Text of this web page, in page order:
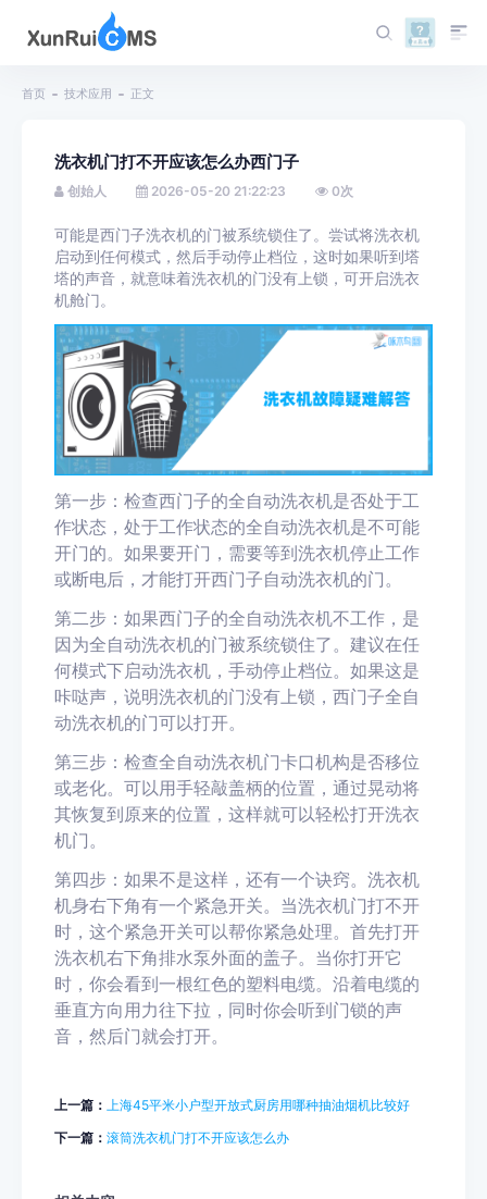
首页 技术应用 正文
洗衣机门打不开应该怎么办西门子
创始人 2026-05-20 21:22:23 0次
可能是西门子洗衣机的门被系统锁住了。尝试将洗衣机
启动到任何模式，然后手动停止档位，这时如果听到塔
塔的声音，就意味着洗衣机的门没有上锁，可开启洗衣
机舱门。
第一步：检查西门子的全自动洗衣机是否处于工
作状态，处于工作状态的全自动洗衣机是不可能
开门的。如果要开门，需要等到洗衣机停止工作
或断电后，才能打开西门子自动洗衣机的门。
第二步：如果西门子的全自动洗衣机不工作，是
因为全自动洗衣机的门被系统锁住了。建议在任
何模式下启动洗衣机，手动停止档位。如果这是
咔哒声，说明洗衣机的门没有上锁，西门子全自
动洗衣机的门可以打开。
第三步：检查全自动洗衣机门卡口机构是否移位
或老化。可以用手轻敲盖柄的位置，通过晃动将
其恢复到原来的位置，这样就可以轻松打开洗衣
机门。
第四步：如果不是这样，还有一个诀窍。洗衣机
机身右下角有一个紧急开关。当洗衣机门打不开
时，这个紧急开关可以帮你紧急处理。首先打开
洗衣机右下角排水泵外面的盖子。当你打开它
时，你会看到一根红色的塑料电缆。沿着电缆的
垂直方向用力往下拉，同时你会听到门锁的声
音，然后门就会打开。
上一篇： 上海45平米小户型开放式厨房用哪种抽油烟机比较好
下一篇： 滚筒洗衣机门打不开应该怎么办